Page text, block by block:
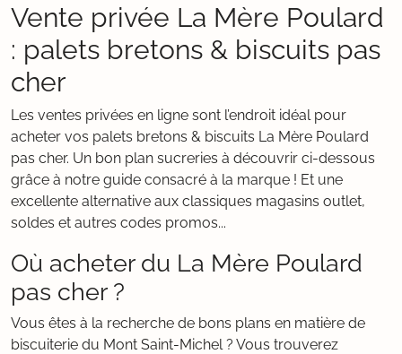
Vente privée La Mère Poulard
: palets bretons & biscuits pas
cher
Les ventes privées en ligne sont l’endroit idéal pour
acheter vos palets bretons & biscuits La Mère Poulard
pas cher. Un bon plan sucreries à découvrir ci-dessous
grâce à notre guide consacré à la marque ! Et une
excellente alternative aux classiques magasins outlet,
soldes et autres codes promos...
Où acheter du La Mère Poulard
pas cher ?
Vous êtes à la recherche de bons plans en matière de
biscuiterie du Mont Saint-Michel ? Vous trouverez